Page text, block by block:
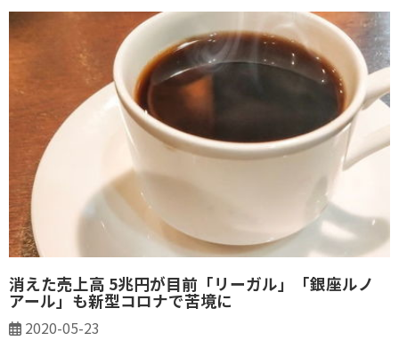
消えた売上高 5兆円が目前「リーガル」「銀座ルノ
アール」も新型コロナで苦境に
2020-05-23